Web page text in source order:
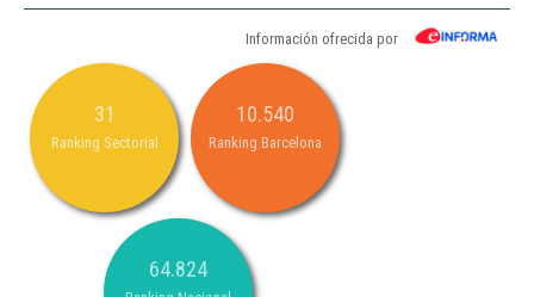
Información ofrecida por
31
Ranking Sectorial
10.540
Ranking Barcelona
64.824